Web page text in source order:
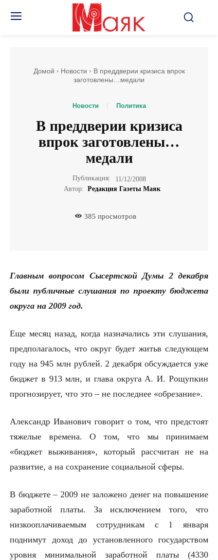
Домой Новости
В преддверии кризиса впрок
заготовлены…медали
Новости Политика
В преддверии кризиса
впрок заготовлены…
медали
Публикация:
11/12/2008
Автор: Редакция Газеты Маяк
385 просмотров
Главным вопросом Сысертской Думы 2 декабря
были публичные слушания по проекту бюджета
округа на 2009 год.
Еще месяц назад, когда назначались эти слушания,
предполагалось, что округ будет житьв следующем
году на 945 млн рублей. 2 декабря обсуждается уже
бюджет в 913 млн, и глава округа А. И. Рощупкин
прогнозирует, что это – не последнее «обрезание».
Александр Иванович говорит о том, что предстоят
тяжелые времена. О том, что мы принимаем
«бюджет выживания», который рассчитан не на
развитие, а на сохранение социальной сферы.
В бюджете – 2009 не заложено денег на повышение
заработной платы. За исключением того, что
низкооплачиваемым сотрудникам с 1 января
поднимут доход до установленного государством
уровня минимальной заработной платы (4330